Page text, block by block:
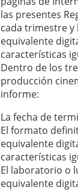
las presentes
cada trimestre y
equivalente
características
Dentro de los
producción
informe:
La fecha de
El formato
equivalente
características
El laboratorio o
equivalente